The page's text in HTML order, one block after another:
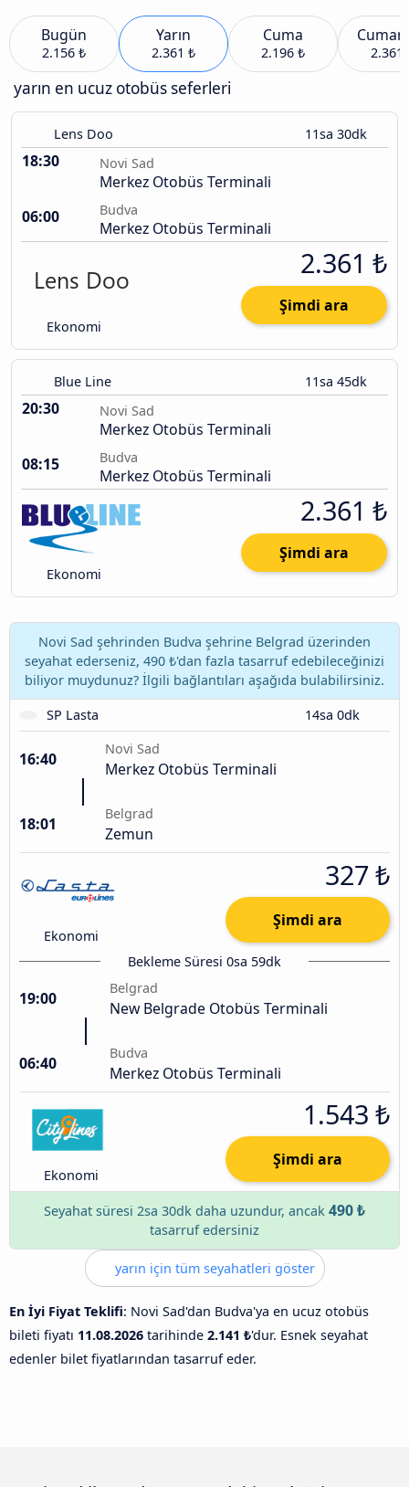
Bugün
2.156 ₺
Yarın
2.361 ₺
Cuma
2.196 ₺ 2.361
yarın en ucuz otobüs seferleri
Lens Doo 11sa 30dk
18:30 Novi Sad
Merkez Otobüs Terminali
06:00
Budva
Merkez Otobüs Terminali
Ekonomi
2.361 ₺
Şimdi ara
Blue Line 11sa 45dk
20:30 Novi Sad
Merkez Otobüs Terminali
08:15
Budva
Merkez Otobüs Terminali
Ekonomi
2.361 ₺
Şimdi ara
Novi Sad şehrinden Budva şehrine Belgrad üzerinden
seyahat ederseniz, 490 ₺'dan fazla tasarruf edebileceğinizi
biliyor muydunuz? İlgili bağlantıları aşağıda bulabilirsiniz.
SP Lasta
14sa 0dk
16:40
Novi Sad
Merkez Otobüs Terminali
18:01
Belgrad
Zemun
Ekonomi
327 ₺
Şimdi ara
Bekleme Süresi 0sa 59dk
19:00
Belgrad
New Belgrade Otobüs Terminali
06:40
Budva
Merkez Otobüs Terminali
Ekonomi
1.543 ₺
Şimdi ara
Seyahat süresi 2sa 30dk daha uzundur, ancak 490 ₺
tasarruf edersiniz
yarın için tüm seyahatleri göster
En İyi Fiyat Teklifi: Novi Sad'dan Budva'ya en ucuz otobüs
bileti fiyatı 11.08.2026 tarihinde 2.141 ₺'dur. Esnek seyahat
edenler bilet fiyatlarından tasarruf eder.